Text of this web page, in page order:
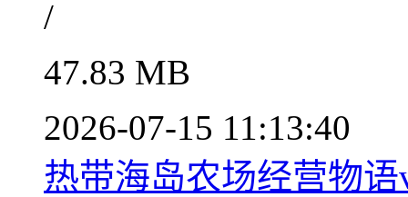
/
47.83 MB
2026-07-15 11:13:40
热带海岛农场经营物